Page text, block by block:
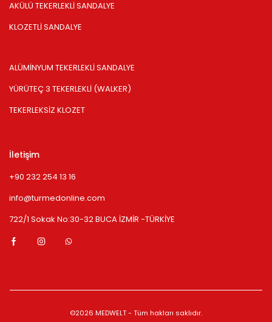
AKÜLÜ TEKERLEKLİ SANDALYE
KLOZETLİ SANDALYE
ALÜMİNYUM TEKERLEKLİ SANDALYE
YÜRÜTEÇ 3 TEKERLEKLİ (WALKER)
TEKERLEKSİZ KLOZET
İletişim
+90 232 254 13 16
info@turmedonline.com
722/1 Sokak No:30-32 BUCA İZMİR -TÜRKİYE
©2026 MEDWELT - Tüm hakları saklıdır.